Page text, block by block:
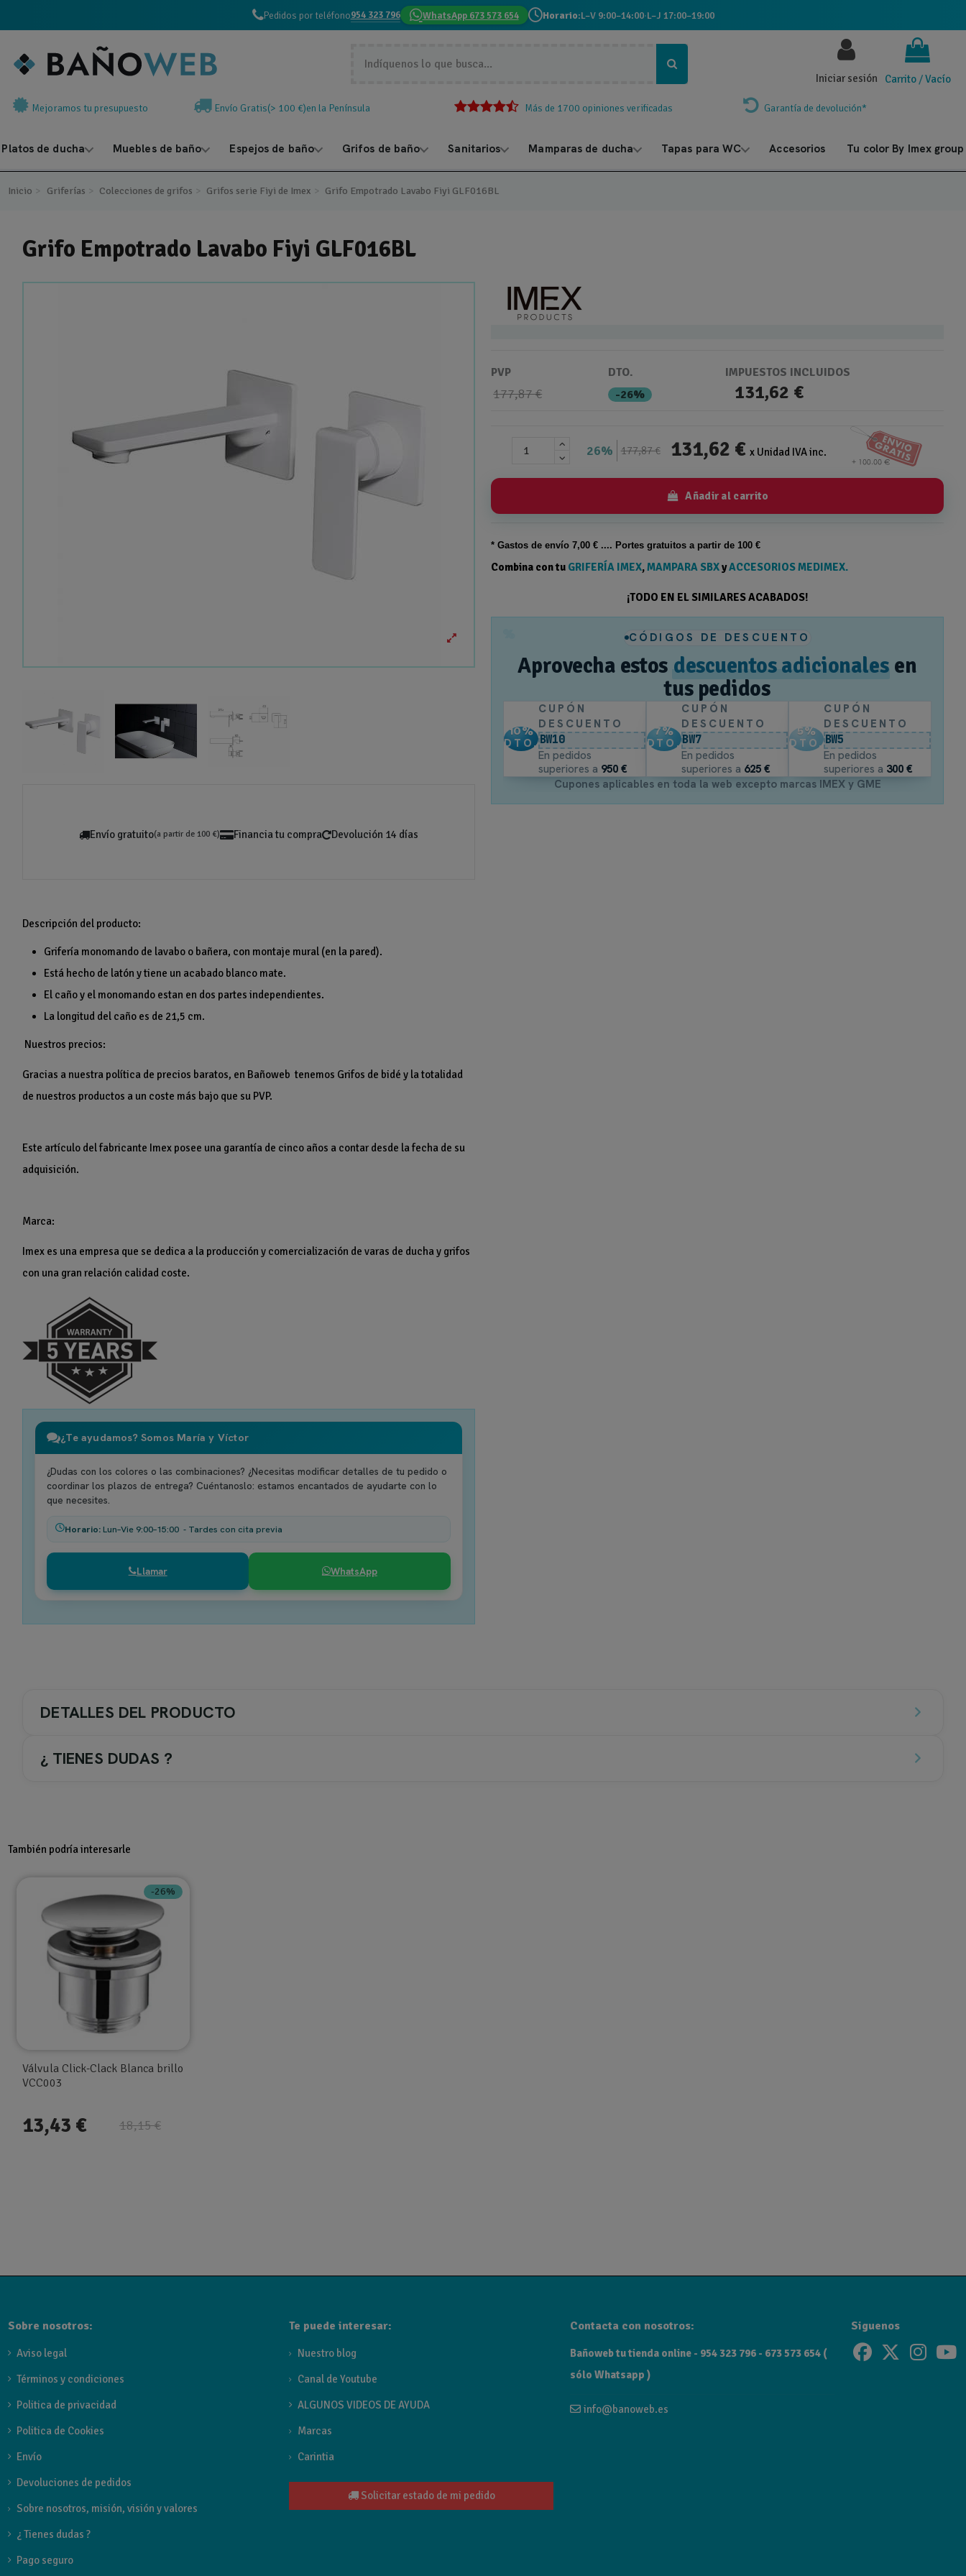
Pedidos por teléfono954 323 796 WhatsApp 673 573 654 Horario:L–V 9:00–14:00·L–J 17:00–19:00
Carrito /Vacío
Iniciar sesión
Mejoramos tu presupuesto Envío Gratis(> 100 €)en la Península Más de 1700 opiniones verificadas Garantía de devolución*
Platos de ducha Muebles de baño Espejos de baño Grifos de baño Sanitarios Mamparas de ducha Tapas para WC Accesorios Tu color By Imex group
Inicio Griferías Colecciones de grifos Grifos serie Fiyi de Imex Grifo Empotrado Lavabo Fiyi GLF016BL
Grifo Empotrado Lavabo Fiyi GLF016BL
Envío gratuito(a partir de 100 €) Financia tu compra Devolución 14 días
Descripción del producto:
Grifería monomando de lavabo o bañera, con montaje mural (en la pared).
Está hecho de latón y tiene un acabado blanco mate.
El caño y el monomando estan en dos partes independientes.
La longitud del caño es de 21,5 cm.
Nuestros precios:
Gracias a nuestra política de precios baratos, en Bañoweb tenemos Grifos de bidé y la totalidad
de nuestros productos a un coste más bajo que su PVP.
Este artículo del fabricante Imex posee una garantía de cinco años a contar desde la fecha de su
adquisición.
Marca:
Imex es una empresa que se dedica a la producción y comercialización de varas de ducha y grifos
con una gran relación calidad coste.
¿Te ayudamos? Somos María y Víctor
¿Dudas con los colores o las combinaciones? ¿Necesitas modificar detalles de tu pedido o
coordinar los plazos de entrega? Cuéntanoslo: estamos encantados de ayudarte con lo
que necesites.
Horario:Lun–Vie 9:00–15:00 - Tardes con cita previa
Llamar WhatsApp
PVP
177,87 €
DTO.
-26%
IMPUESTOS INCLUIDOS
131,62 €
26% 177,87 € 131,62 € x Unidad IVA inc.
Añadir al carrito
* Gastos deenvío 7,00 € .... Portes gratuitos a partir de 100 €
Combina con tu GRIFERÍA IMEX,MAMPARA SBXyACCESORIOS MEDIMEX.
¡TODO EN EL SIMILARES ACABADOS!
CÓDIGOS DE DESCUENTO
Aprovecha estos descuentos adicionales en
tus pedidos
10%
DTO.
CUPÓN
DESCUENTO
BW10
En pedidos
superiores a 950 €
7%
DTO.
CUPÓN
DESCUENTO
BW7
En pedidos
superiores a 625 €
5%
DTO.
CUPÓN
DESCUENTO
BW5
En pedidos
superiores a 300 €
Cupones aplicables en toda la web excepto marcas IMEX y GME
DETALLES DEL PRODUCTO
¿ TIENES DUDAS ?
Grifo lavabo empotrado
TIPOS PARA COLORES
Griferia
Referencia
También podría interesarle
-26%
Válvula Click-Clack Blanca brillo
VCC003
18,15 €
13,43 €
Sobre nosotros:
Aviso legal
Términos y condiciones
Politica de privacidad
Politica de Cookies
Envío
Devoluciones de pedidos
Sobre nosotros, misión, visión y valores
¿ Tienes dudas ?
Pago seguro
Te puede interesar:
Nuestro blog
Canal de Youtube
ALGUNOS VIDEOS DE AYUDA
Marcas
Carintia
Solicitar estado de mi pedido
Contacta con nosotros:
Bañoweb tu tienda online - 954 323 796 - 673 573 654 (
sólo Whatsapp )
info@banoweb.es
Siguenos